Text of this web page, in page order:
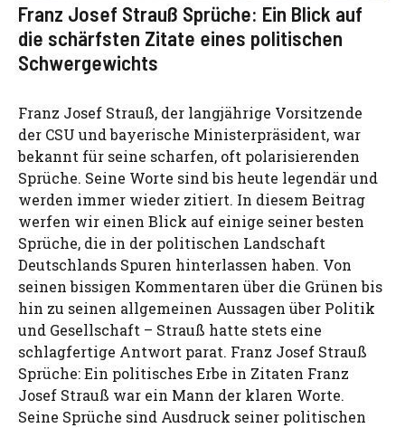
Franz Josef Strauß Sprüche: Ein Blick auf
die schärfsten Zitate eines politischen
Schwergewichts
Franz Josef Strauß, der langjährige Vorsitzende
der CSU und bayerische Ministerpräsident, war
bekannt für seine scharfen, oft polarisierenden
Sprüche. Seine Worte sind bis heute legendär und
werden immer wieder zitiert. In diesem Beitrag
werfen wir einen Blick auf einige seiner besten
Sprüche, die in der politischen Landschaft
Deutschlands Spuren hinterlassen haben. Von
seinen bissigen Kommentaren über die Grünen bis
hin zu seinen allgemeinen Aussagen über Politik
und Gesellschaft – Strauß hatte stets eine
schlagfertige Antwort parat. Franz Josef Strauß
Sprüche: Ein politisches Erbe in Zitaten Franz
Josef Strauß war ein Mann der klaren Worte.
Seine Sprüche sind Ausdruck seiner politischen